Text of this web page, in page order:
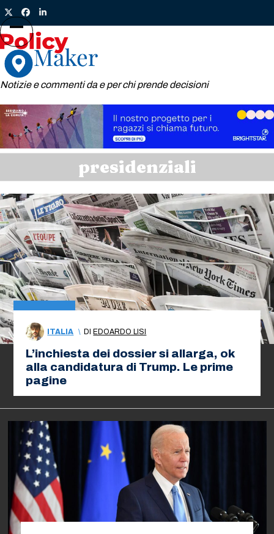
Skip
to
content
TwitterFacebook
LinkedIn
Notizie e commenti da e per chi prende decisioni
Open
mobile
menu
Close
mobile
menu
presidenziali
ITALIA \ DIEDOARDO LISI
L’inchiesta dei dossier si allarga, ok
alla candidatura di Trump. Le prime
pagine